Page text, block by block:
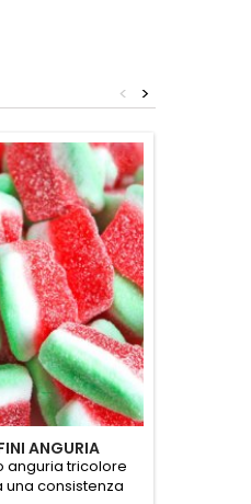
>
<
ANGURIA
anguria tricolore
consistenza